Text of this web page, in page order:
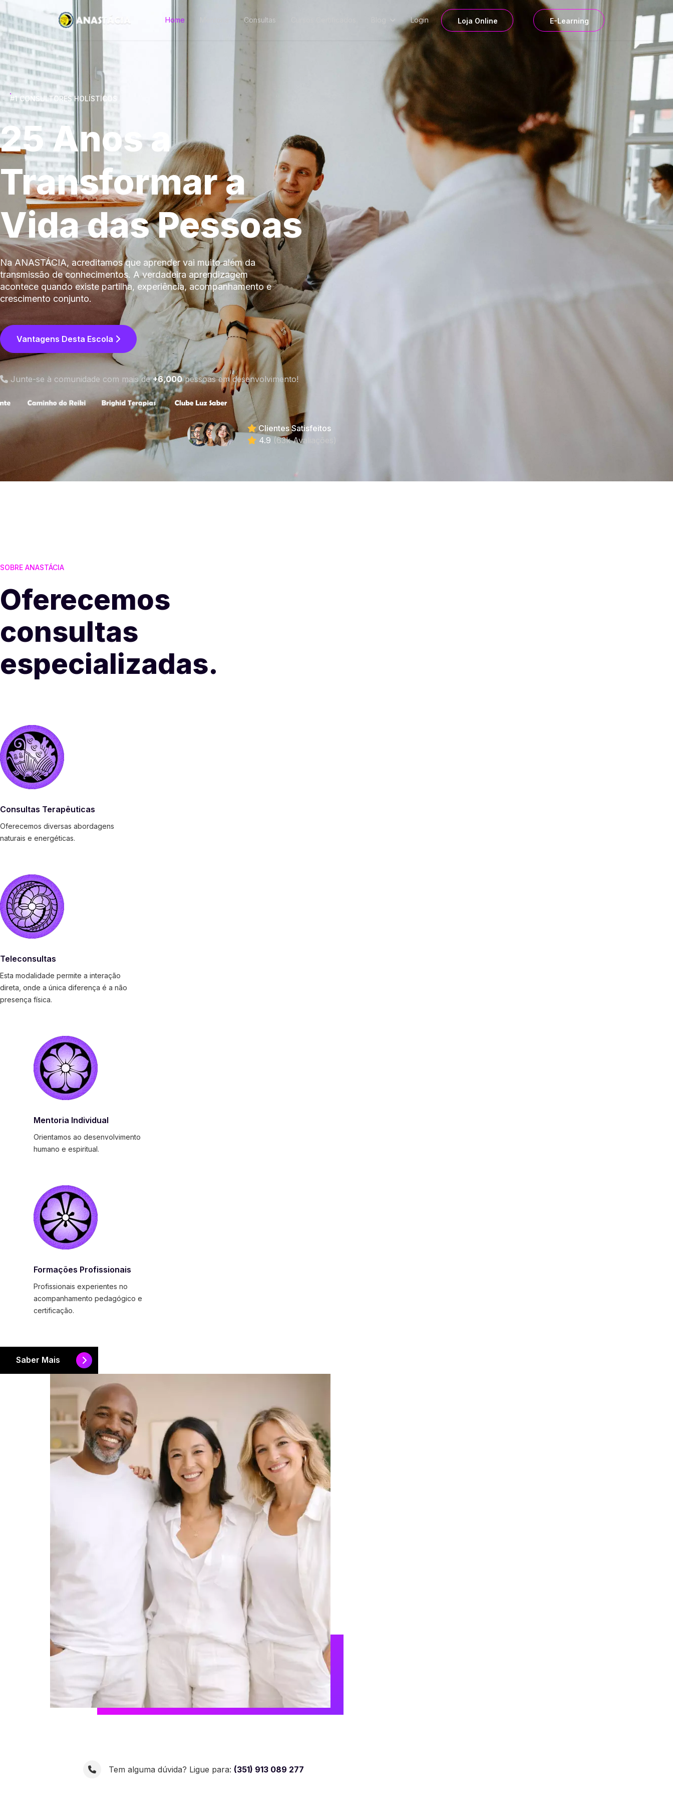
Home Consultas Login Loja Online E-Learning
#1 CONSULTORES HOLÍSTICOS
25 Anos a
Transformar a
Vida das Pessoas
Na ANASTÁCIA, acreditamos que aprender vai muito além da
transmissão de conhecimentos. A verdadeira aprendizagem
acontece quando existe partilha, experiência, acompanhamento e
crescimento conjunto.
Vantagens Desta Escola
Junte-se à comunidade com mais de+6,000pessoas em desenvolvimento!
Clientes Satisfeitos
4.9 (63k Avaliações)
SOBRE ANASTÁCIA
Oferecemos
consultas
especializadas.
Consultas Terapêuticas
Oferecemos diversas abordagens
naturais e energéticas.
Teleconsultas
Esta modalidade permite a interação
direta, onde a única diferença é a não
presença física.
Mentoria Individual
Orientamos ao desenvolvimento
humano e espiritual.
Formações Profissionais
Profissionais experientes no
acompanhamento pedagógico e
certificação.
Saber Mais
Tem alguma dúvida? Ligue para: (351) 913 089 277